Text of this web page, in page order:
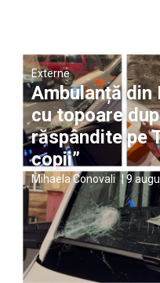
Externe
Ambulanță din
cu topoare
răspândite pe
copii”
Mihaela Conovali |9